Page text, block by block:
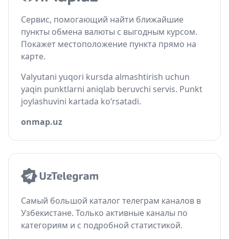
Сервис, помогающий найти ближайшие
пункты обмена валюты с выгодным курсом.
Покажет местоположение пункта прямо на
карте.
Valyutani yuqori kursda almashtirish uchun
yaqin punktlarni aniqlab beruvchi servis. Punkt
joylashuvini kartada ko‘rsatadi.
onmap.uz
Самый большой каталог телеграм каналов в
Узбекистане. Только активные каналы по
категориям и с подробной статистикой.